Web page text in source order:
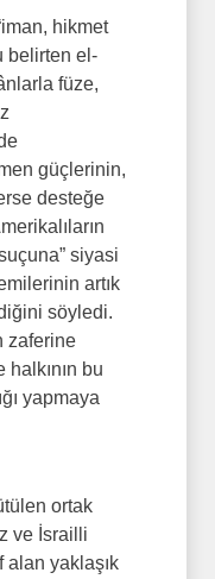
hikmet
belirten el-
füze,
güçlerinin,
desteğe
siyasi
artık
söyledi.
zaferine
halkının bu
yapmaya
ortak
ve İsrailli
alan yaklaşık